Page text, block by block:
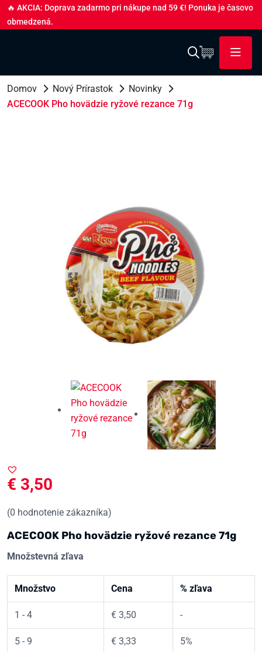
🔥 AKCIA: Doprava zadarmo pri nákupe nad 59 €! Ponuka je časovo
obmedzená.
Domov Nový Prírastok
Novinky
ACECOOK Pho hovädzie ryžové rezance 71g
€ 3,50
(0 hodnotenie zákazníka)
ACECOOK Pho hovädzie ryžové rezance 71g
Množstevná zľava
Množstvo Cena % zľava
1 - 4 € 3,50 -
5 - 9 € 3,33 5%